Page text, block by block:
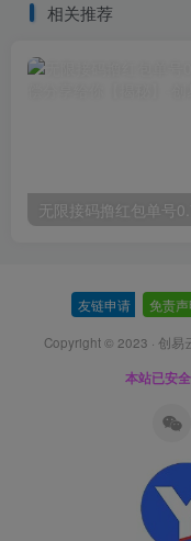
相关推荐
友链申请 免责声
Copyright © 2023 · 创易
本站已安